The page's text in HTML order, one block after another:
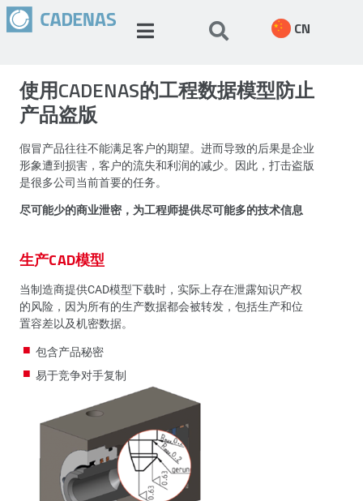
CN
使用CADENAS的工程数据模型防止
产品盗版
假冒产品往往不能满足客户的期望。进而导致的后果是企业
形象遭到损害，客户的流失和利润的减少。因此，打击盗版
是很多公司当前首要的任务。
尽可能少的商业泄密，为工程师提供尽可能多的技术信息
生产CAD模型
当制造商提供CAD模型下载时，实际上存在泄露知识产权
的风险，因为所有的生产数据都会被转发，包括生产和位
置容差以及机密数据。
包含产品秘密
易于竞争对手复制